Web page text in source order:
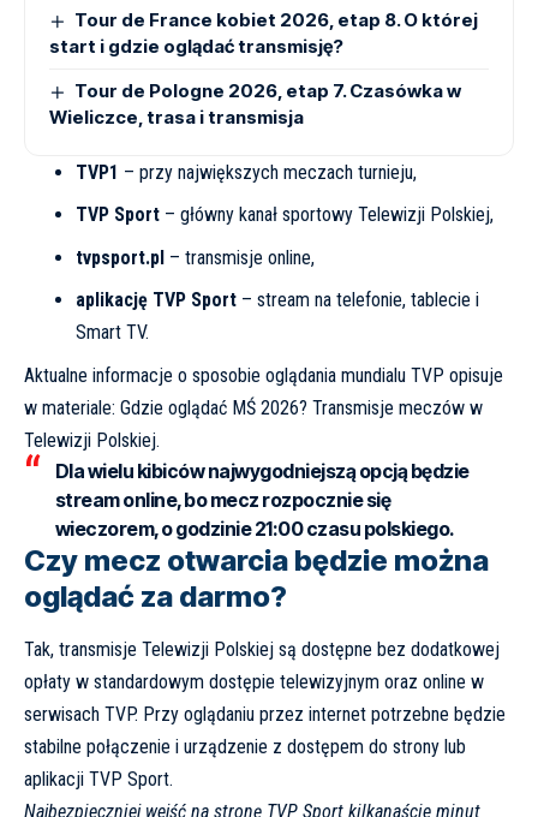
Tour de France kobiet 2026, etap 8. O której
start i gdzie oglądać transmisję?
Tour de Pologne 2026, etap 7. Czasówka w
Wieliczce, trasa i transmisja
TVP1 – przy największych meczach turnieju,
TVP Sport– główny kanał sportowy Telewizji Polskiej,
tvpsport.pl– transmisje online,
aplikację TVP Sport– stream na telefonie, tablecie i
Smart TV.
Aktualne informacje o sposobie oglądania mundialu TVP opisuje
w materiale: Gdzie oglądać MŚ 2026? Transmisje meczów w
Telewizji Polskiej.
Dla wielu kibiców najwygodniejszą opcją będzie
stream online, bo mecz rozpocznie się
wieczorem, o godzinie 21:00 czasu polskiego.
Czy mecz otwarcia będzie można
oglądać za darmo?
Tak, transmisje Telewizji Polskiej są dostępne bez dodatkowej
opłaty w standardowym dostępie telewizyjnym oraz online w
serwisach TVP. Przy oglądaniu przez internet potrzebne będzie
stabilne połączenie i urządzenie z dostępem do strony lub
aplikacji TVP Sport.
Najbezpieczniej wejść na stronę TVP Sport kilkanaście minut